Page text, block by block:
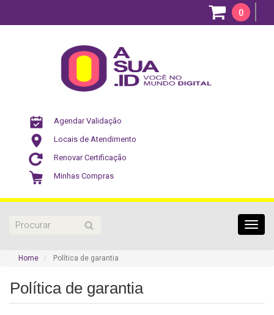
0
Agendar Validação
Locais de Atendimento
Renovar Certificação
Minhas Compras
Home Política de garantia
Política de garantia